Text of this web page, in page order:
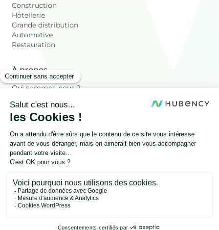
Construction
Hôtellerie
Grande distribution
Automotive
Restauration
À propos
Qui sommes-nous ?
Ressources
Les déchets Valorisés
Blog
FAQ
Onesty